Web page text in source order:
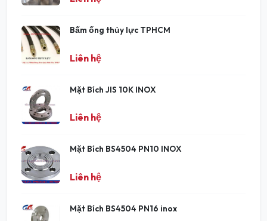
Bấm ống thủy lực TPHCM
Liên hệ
Mặt Bích JIS 10K INOX
Liên hệ
Mặt Bích BS4504 PN10 INOX
Liên hệ
Mặt Bích BS4504 PN16 inox